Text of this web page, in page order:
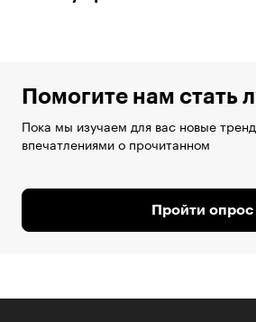
Помогите нам стать
Пока мы изучаем для вас новые
впечатлениями о прочитанном
Пройти опрос